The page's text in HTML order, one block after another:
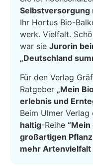
Selbst­ver­sor­gung
Ihr Hor­tus Bio-
werk. Viel­falt.
war sie Juro­rin
„Deutsch­land
Für den Ver­lag
Rat­ge­ber „Mein
er­leb­nis und
Beim Ulmer
hal­tig-Rei­he
groß­ar­ti­gen
mehr Arten­viel­falt